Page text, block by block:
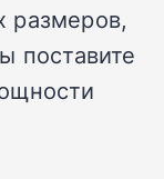
размеров,
поставите